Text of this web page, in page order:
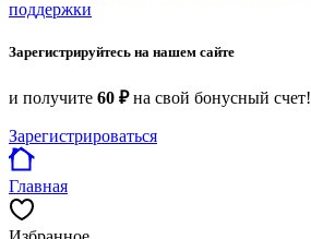
поддержки
Зарегистрируйтесь на нашем сайте
и получите 60 ₽на свой бонусный счет!
Зарегистрироваться
Главная